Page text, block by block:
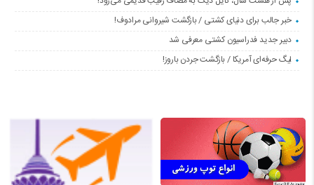
خبر جالب برای دنیای کشتی / بازگشت شیروانی مرادوف!
دبیر جدید فدراسیون کشتی معرفی شد
لیگ حرفه‌ای آمریکا / بازگشت جردن باروز!